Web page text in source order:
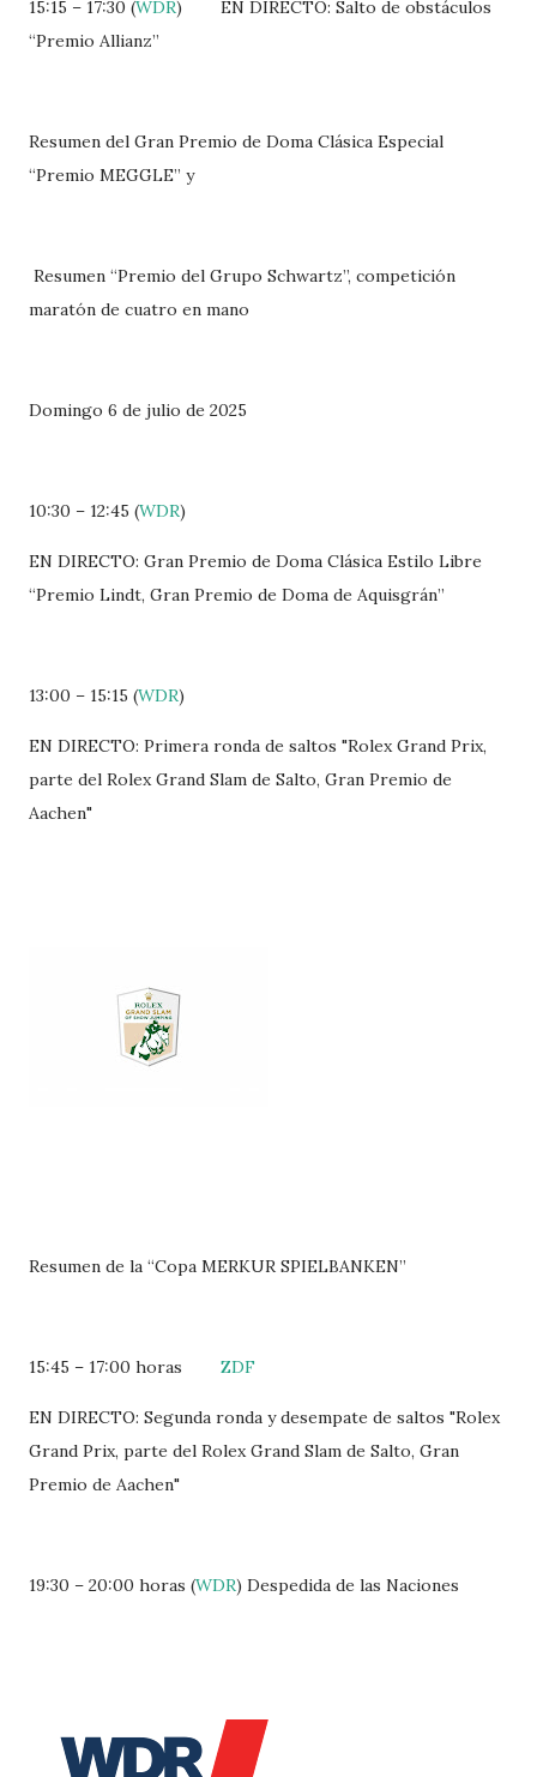
15:15 – 17:30 (WDR)
EN DIRECTO: Salto de obstáculos
“Premio Allianz”
Resumen del Gran Premio de Doma Clásica Especial
“Premio MEGGLE” y
Resumen “Premio del Grupo Schwartz”, competición
maratón de cuatro en mano
Domingo 6 de julio de 2025
10:30 – 12:45 (WDR)
EN DIRECTO: Gran Premio de Doma Clásica Estilo Libre
“Premio Lindt, Gran Premio de Doma de Aquisgrán”
13:00 – 15:15 (WDR)
EN DIRECTO: Primera ronda de saltos "Rolex Grand Prix,
parte del Rolex Grand Slam de Salto, Gran Premio de
Aachen"
Resumen de la “Copa MERKUR SPIELBANKEN”
15:45 – 17:00 horas ZDF
EN DIRECTO: Segunda ronda y desempate de saltos "Rolex
Grand Prix, parte del Rolex Grand Slam de Salto, Gran
Premio de Aachen"
19:30 – 20:00 horas (WDR) Despedida de las Naciones